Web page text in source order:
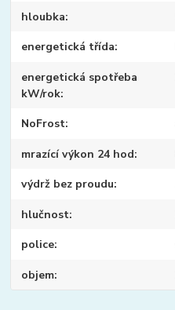
hloubka
energetická třída
energetická spotřeba
kW/rok
NoFrost
mrazící výkon 24 hod
výdrž bez proudu
hlučnost
police
objem